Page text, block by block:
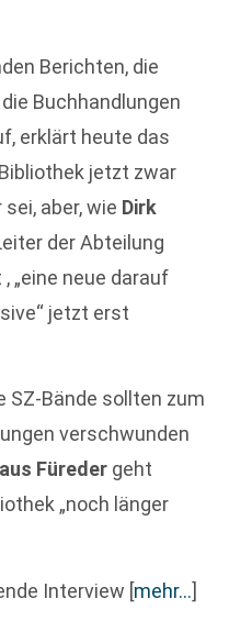
Berichten, die
Buchhandlungen
erklärt heute das
jetzt zwar
aber, wie Dirk
der Abteilung
„eine neue darauf
jetzt erst
SZ-Bände sollten zum
verschwunden
Füreder geht
„noch länger
Interview [mehr…]